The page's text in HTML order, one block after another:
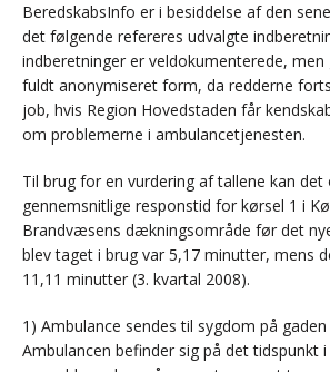
BeredskabsInfo er i besiddelse af den
det følgende refereres udvalgte
indberetninger er veldokumenterede, men
fuldt anonymiseret form, da redderne
job, hvis Region Hovedstaden får
om problemerne i ambulancetjenesten.
Til brug for en vurdering af tallene kan det
gennemsnitlige responstid for kørsel 1 i
Brandvæsens dækningsområde før det
blev taget i brug var 5,17 minutter, mens
11,11 minutter (3. kvartal 2008).
1) Ambulance sendes til sygdom på
Ambulancen befinder sig på det tidspunkt